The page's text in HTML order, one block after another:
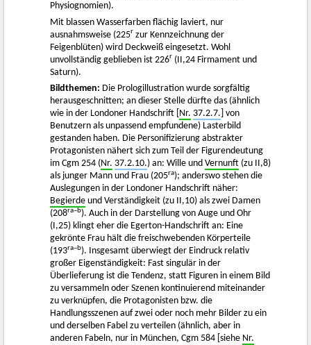
Physiognomien).
Mit blassen Wasserfarben flächig laviert, nur
ausnahmsweise (225r zur Kennzeichnung der
Feigenblüten) wird Deckweiß eingesetzt. Wohl
unvollständig geblieben ist 226r (II,24 Firmament und
Saturn).
Bildthemen: Die Prologillustration wurde sorgfältig
herausgeschnitten; an dieser Stelle dürfte das (ähnlich
wie in der Londoner Handschrift [ Nr. 37.2.7. ] von
Benutzern als unpassend empfundene) Lasterbild
gestanden haben. Die Personifizierung abstrakter
Protagonisten nähert sich zum Teil der Figurendeutung
im Cgm 254 (Nr. 37.2.10.) an: Wille und Vernunft (zu II,8)
als junger Mann und Frau (205ra); anderswo stehen die
Auslegungen in der Londoner Handschrift näher:
Begierde und Verständigkeit (zu II,10) als zwei Damen
(208ra–b). Auch in der Darstellung von Auge und Ohr
(I,25) klingt eher die Egerton-Handschrift an: Eine
gekrönte Frau hält die freischwebenden Körperteile
(193ra–b). Insgesamt überwiegt der Eindruck relativ
großer Eigenständigkeit: Fast singulär in der
Überlieferung ist die Tendenz, statt Figuren in einem Bild
zu versammeln oder Szenen kontinuierend miteinander
zu verknüpfen, die Protagonisten bzw. die
Handlungsszenen auf zwei oder noch mehr Bilder zu ein
und derselben Fabel zu verteilen (ähnlich, aber in
anderen Fabeln, nur in München, Cgm 584 [siehe Nr.